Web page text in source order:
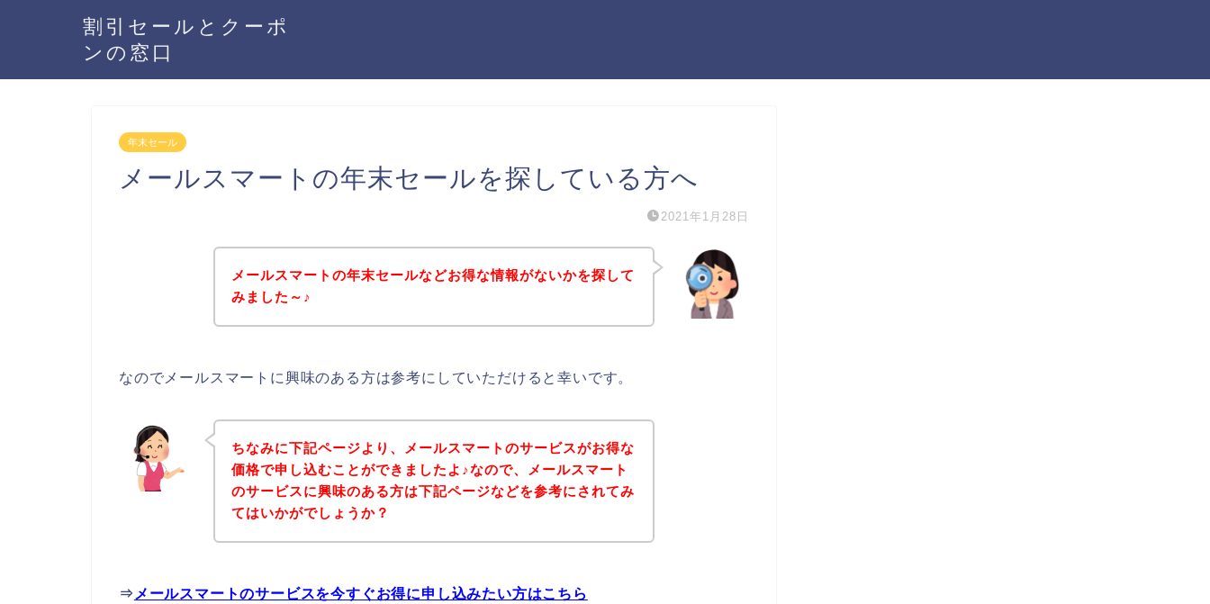
割引セールとクーポ
ンの窓口
年末セール
メールスマートの年末セールを探している方へ
2021年1月28日
メールスマートの年末セールなどお得な情報がないかを探して
みました～♪
なのでメールスマートに興味のある方は参考にしていただけると幸いです。
ちなみに下記ページより、メールスマートのサービスがお得な
価格で申し込むことができましたよ♪なので、メールスマート
のサービスに興味のある方は下記ページなどを参考にされてみ
てはいかがでしょうか？
⇒ メールスマートのサービスを今すぐお得に申し込みたい方はこちら